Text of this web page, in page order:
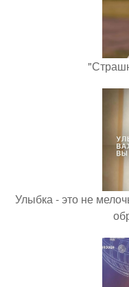
Улыбка - это не